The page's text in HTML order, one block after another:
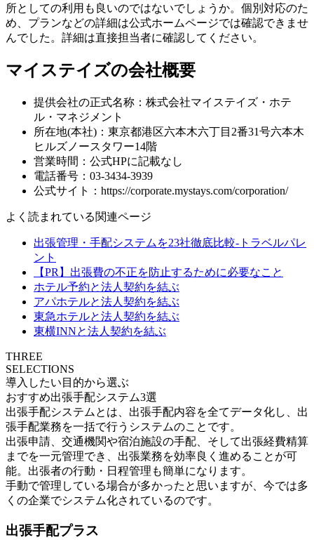
所としての利用も良いのではないでしょうか。個別対応のた
め、プランなどの詳細は公式ホームページでは確認できませ
んでした。詳細は直接担当者に確認してください。
マイステイズの会社概要
提供会社の正式名称：株式会社マイステイズ・ホテ
ル・マネジメント
所在地(本社)：東京都港区六本木六丁目2番31号六本木
ヒルズノースタワー14階
営業時間：公式HPに記載なし
電話番号：03-3434-3939
公式サイト：https://corporate.mystays.com/corporation/
よく読まれている関連ページ
出張管理・手配システムを23社徹底比較-トラベルパレ
ント
【PR】出張費の不正を防止するために必要なこと
ホテル予約と法人契約を結ぶ
アパホテルと法人契約を結ぶ
東急ホテルと法人契約を結ぶ
東横INNと法人契約を結ぶ
THREE
SELECTIONS
導入したい目的から選ぶ
おすすめ出張手配システム3選
出張手配システムとは、出張手配内容を全てデータ化し、出
張手配業務を一括で行うシステムのことです。
出張申請、交通機関や宿泊施設の手配、そして出張経費精算
までを一元管理でき、出張業務を効率良く進めることが可
能。出張者の行動・日程管理も簡単になります。
手動で管理している場合が多かったと思いますが、今では多
くの企業でシステム化されているのです。
出張⼿配プラス